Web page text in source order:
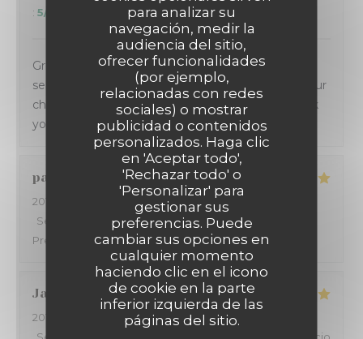
para analizar su
navegación, medir la
audiencia del sitio,
ofrecer funcionalidades
(por ejemplo,
relacionadas con redes
sociales) o mostrar
publicidad o contenidos
personalizados. Haga clic
en 'Aceptar todo',
'Rechazar todo' o
'Personalizar' para
gestionar sus
preferencias. Puede
cambiar sus opciones en
cualquier momento
haciendo clic en el icono
de cookie en la parte
inferior izquierda de las
páginas del sitio.
: 5/5
Great quality food, location and service! Real good
selection of wines to go with the chosen meals. Our
choice for many years while visiting Antibes. Thank
you it’s always a pleasure.
patrick
2018-06-16
- 20:30 - Invitados 6
Servicio
Ambiente:4/5 Menú : 5/5 Calidad /
Precio
Jacques
2018-06-17
- 12:30 - Invitados 1